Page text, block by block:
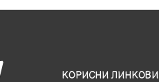
КОРИСНИ ЛИНКОВИ